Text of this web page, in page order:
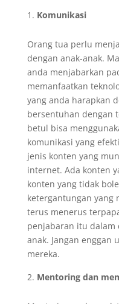
Komunikasi
Orang tua perlu
dengan anak-anak.
anda menjabarkan
memanfaatkan
yang anda harapkan
bersentuhan dengan
betul bisa
komunikasi yang
jenis konten yang
internet. Ada konten
konten yang tidak
ketergantungan yang
terus menerus
penjabaran itu dalam
anak. Jangan enggan
mereka.
Mentoring dan